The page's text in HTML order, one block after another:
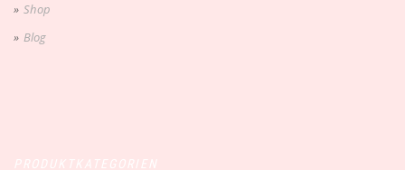
Shop
Blog